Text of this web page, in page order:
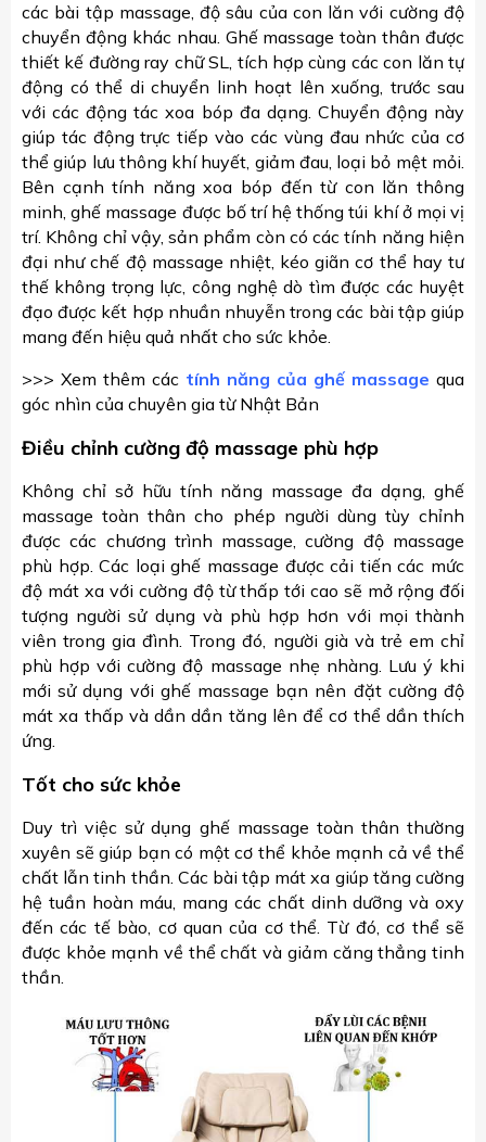
các bài tập massage, độ sâu của con lăn với cường độ
chuyển động khác nhau. Ghế massage toàn thân được
thiết kế đường ray chữ SL, tích hợp cùng các con lăn tự
động có thể di chuyển linh hoạt lên xuống, trước sau
với các động tác xoa bóp đa dạng. Chuyển động này
giúp tác động trực tiếp vào các vùng đau nhức của cơ
thể giúp lưu thông khí huyết, giảm đau, loại bỏ mệt mỏi.
Bên cạnh tính năng xoa bóp đến từ con lăn thông
minh, ghế massage được bố trí hệ thống túi khí ở mọi vị
trí. Không chỉ vậy, sản phẩm còn có các tính năng hiện
đại như chế độ massage nhiệt, kéo giãn cơ thể hay tư
thế không trọng lực, công nghệ dò tìm được các huyệt
đạo được kết hợp nhuần nhuyễn trong các bài tập giúp
mang đến hiệu quả nhất cho sức khỏe.
>>> Xem thêm các tính năng của ghế massage qua
góc nhìn của chuyên gia từ Nhật Bản
Điều chỉnh cường độ massage phù hợp
Không chỉ sở hữu tính năng massage đa dạng, ghế
massage toàn thân cho phép người dùng tùy chỉnh
được các chương trình massage, cường độ massage
phù hợp. Các loại ghế massage được cải tiến các mức
độ mát xa với cường độ từ thấp tới cao sẽ mở rộng đối
tượng người sử dụng và phù hợp hơn với mọi thành
viên trong gia đình. Trong đó, người già và trẻ em chỉ
phù hợp với cường độ massage nhẹ nhàng. Lưu ý khi
mới sử dụng với ghế massage bạn nên đặt cường độ
mát xa thấp và dần dần tăng lên để cơ thể dần thích
ứng.
Tốt cho sức khỏe
Duy trì việc sử dụng ghế massage toàn thân thường
xuyên sẽ giúp bạn có một cơ thể khỏe mạnh cả về thể
chất lẫn tinh thần. Các bài tập mát xa giúp tăng cường
hệ tuần hoàn máu, mang các chất dinh dưỡng và oxy
đến các tế bào, cơ quan của cơ thể. Từ đó, cơ thể sẽ
được khỏe mạnh về thể chất và giảm căng thẳng tinh
thần.